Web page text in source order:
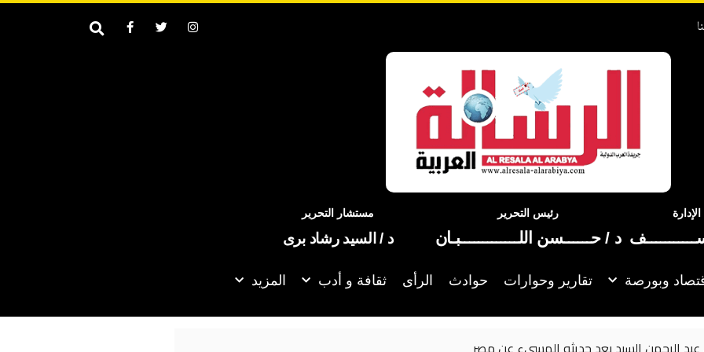
رئيس التحرير
د / حــــــسن اللـــــــــــــبـان
مستشار التحرير
د / السيد رشاد برى
وبورصة تقارير وحوارات حوادث الرأى ثقافة و أدب المزيد